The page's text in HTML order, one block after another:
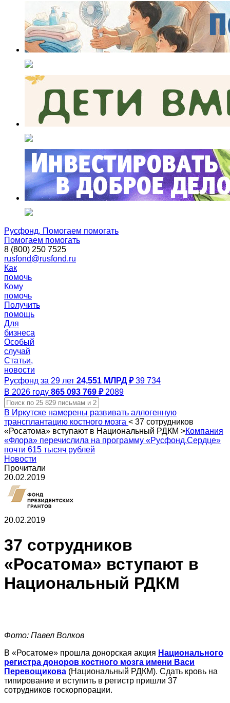
Русфонд. Помогаем помогать
Помогаем помогать
8 (800) 250 7525
rusfond@rusfond.ru
Как
помочь
Кому
помочь
Получить
помощь
Для
бизнеса
Особый
случай
Статьи,
новости
Русфонд за 29 лет 24,551 МЛРД ₽ 39 734
В 2026 году 865 093 769 ₽ 2089
В Иркутске намерены развивать аллогенную
трансплантацию костного мозга < 37 сотрудников
«Росатома» вступают в Национальный РДКМ >Компания
«Флора» перечислила на программу «Русфонд.Сердце»
почти 615 тысяч рублей
Новости
Прочитали
20.02.2019
20.02.2019
37 сотрудников
«Росатома» вступают в
Национальный РДКМ
Фото: Павел Волков
В «Росатоме» прошла донорская акция Национального
регистра доноров костного мозга имени Васи
Перевощикова (Национальный РДКМ). Сдать кровь на
типирование и вступить в регистр пришли 37
сотрудников госкорпорации.